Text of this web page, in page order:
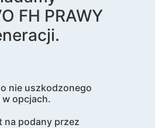
FH PRAWY
nie uszkodzonego
opcjach.
na podany przez